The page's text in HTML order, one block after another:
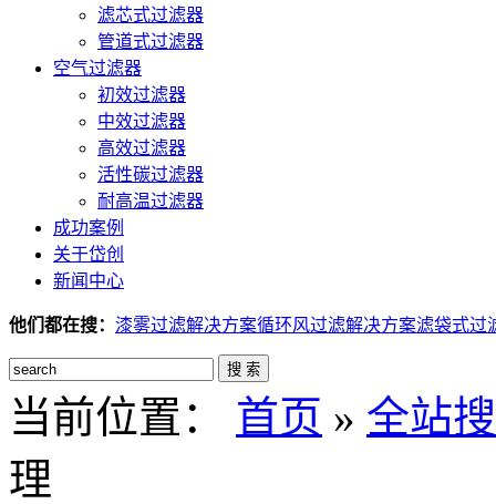
滤芯式过滤器
管道式过滤器
空气过滤器
初效过滤器
中效过滤器
高效过滤器
活性碳过滤器
耐高温过滤器
成功案例
关于岱创
新闻中心
他们都在搜： 漆雾过滤解决方案循环风过滤解决方案滤袋式过
搜 索
当前位置： 首页 » 全站
理